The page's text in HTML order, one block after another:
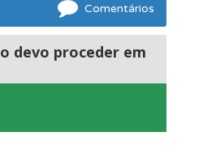
Comentários
devo proceder em